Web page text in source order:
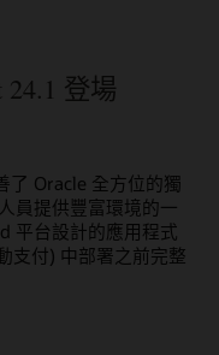
24.1 登場
了 Oracle 全方位的獨
員提供豐富環境的一
平台設計的應用程式
支付) 中部署之前完整